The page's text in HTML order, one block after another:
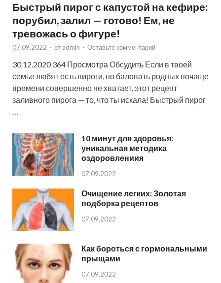
Быстрый пирог с капустой на кефире:
порубил, залил — готово! Ем, не
тревожась о фигуре!
07.09.2022 - от admin - Оставьте комментарий
30.12.2020 364 Просмотра Обсудить Если в твоей
семье любят есть пироги, но баловать родных почаще
времени совершенно не хватает, этот рецепт
заливного пирога — то, что ты искала! Быстрый пирог
…
10 минут для здоровья:
уникальная методика
оздоровлениия
07.09.2022
Очищение легких: Золотая
подборка рецептов
07.09.2022
Как бороться с гормональными
прыщами
07.09.2022